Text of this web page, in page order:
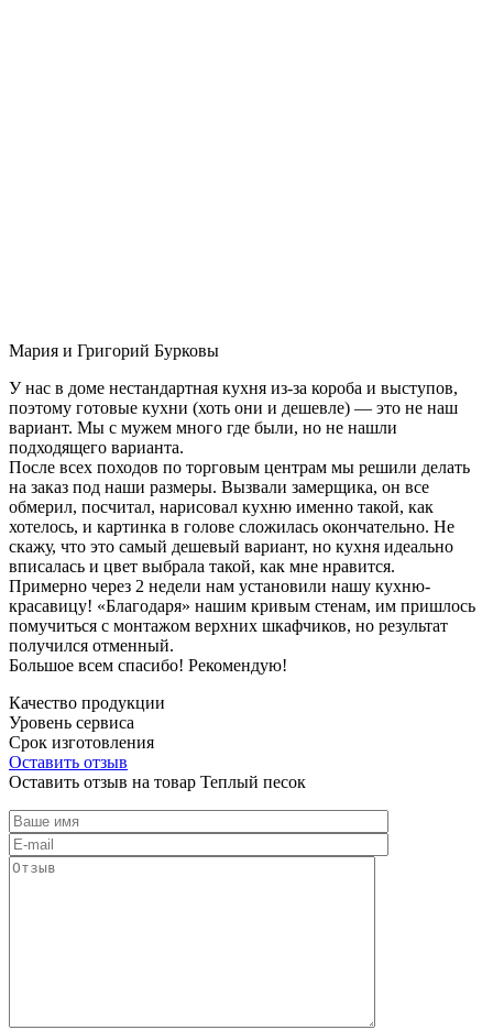
Мария и Григорий Бурковы
У нас в доме нестандартная кухня из-за короба и выступов,
поэтому готовые кухни (хоть они и дешевле) — это не наш
вариант. Мы с мужем много где были, но не нашли
подходящего варианта.
После всех походов по торговым центрам мы решили делать
на заказ под наши размеры. Вызвали замерщика, он все
обмерил, посчитал, нарисовал кухню именно такой, как
хотелось, и картинка в голове сложилась окончательно. Не
скажу, что это самый дешевый вариант, но кухня идеально
вписалась и цвет выбрала такой, как мне нравится.
Примерно через 2 недели нам установили нашу кухню-
красавицу! «Благодаря» нашим кривым стенам, им пришлось
помучиться с монтажом верхних шкафчиков, но результат
получился отменный.
Большое всем спасибо! Рекомендую!
Качество продукции
Уровень сервиса
Срок изготовления
Оставить отзыв
Оставить отзыв на товар Теплый песок